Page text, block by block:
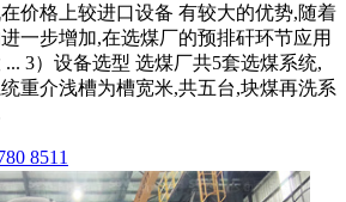
价格上较进口设备 有较大的优势,随着
一步增加,在选煤厂的预排矸环节应用
3）设备选型 选煤厂共5套选煤系统,
重介浅槽为槽宽米,共五台,块煤再洗系
8511